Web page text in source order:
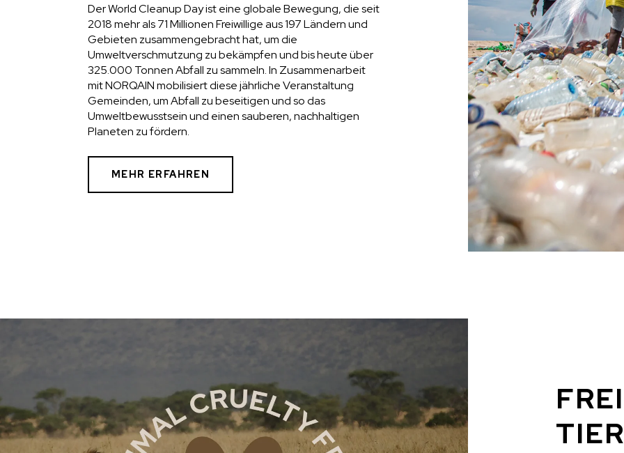
Der World Cleanup Day ist eine globale Bewegung, die seit
2018 mehr als 71 Millionen Freiwillige aus 197 Ländern und
Gebieten zusammengebracht hat, um die
Umweltverschmutzung zu bekämpfen und bis heute über
325.000 Tonnen Abfall zu sammeln. In Zusammenarbeit
mit NORQAIN mobilisiert diese jährliche Veranstaltung
Gemeinden, um Abfall zu beseitigen und so das
Umweltbewusstsein und einen sauberen, nachhaltigen
Planeten zu fördern.
MEHR ERFAHREN